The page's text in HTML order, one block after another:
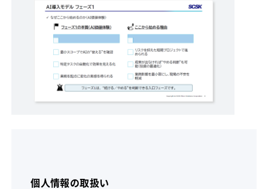
個人情報の取扱い